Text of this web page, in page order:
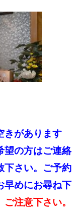
きがあります
望の方はご連絡
下さい。ご予約
早めにお尋ね下
注意下さい。